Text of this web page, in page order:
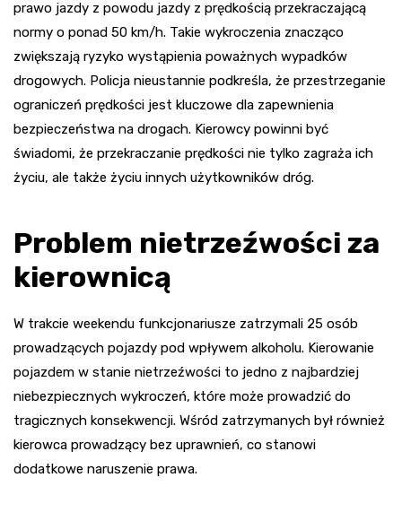
prawo jazdy z powodu jazdy z prędkością przekraczającą
normy o ponad 50 km/h. Takie wykroczenia znacząco
zwiększają ryzyko wystąpienia poważnych wypadków
drogowych. Policja nieustannie podkreśla, że przestrzeganie
ograniczeń prędkości jest kluczowe dla zapewnienia
bezpieczeństwa na drogach. Kierowcy powinni być
świadomi, że przekraczanie prędkości nie tylko zagraża ich
życiu, ale także życiu innych użytkowników dróg.
Problem nietrzeźwości za
kierownicą
W trakcie weekendu funkcjonariusze zatrzymali 25 osób
prowadzących pojazdy pod wpływem alkoholu. Kierowanie
pojazdem w stanie nietrzeźwości to jedno z najbardziej
niebezpiecznych wykroczeń, które może prowadzić do
tragicznych konsekwencji. Wśród zatrzymanych był również
kierowca prowadzący bez uprawnień, co stanowi
dodatkowe naruszenie prawa.